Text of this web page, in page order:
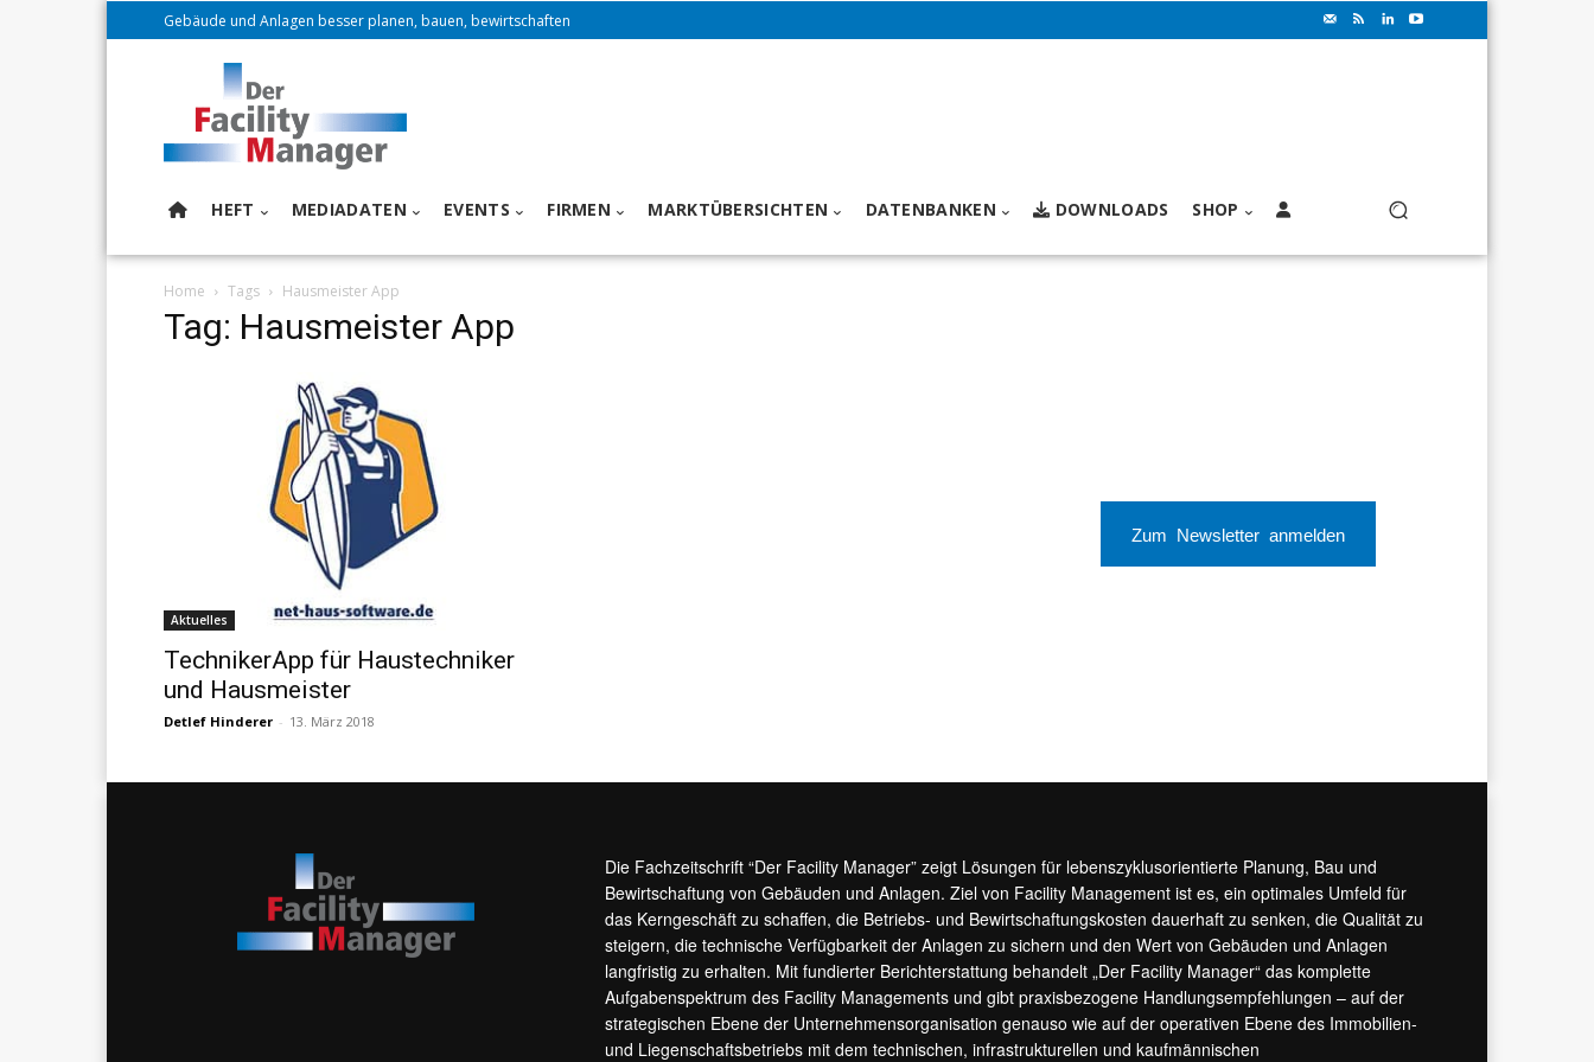
Gebäude und Anlagen besser planen, bauen, bewirtschaften
HEFT MEDIADATEN EVENTS FIRMEN MARKTÜBERSICHTEN DATENBANKEN DOWNLOADS SHOP
Home Tags Hausmeister App
Tag: Hausmeister App
Aktuelles
TechnikerApp für Haustechniker
und Hausmeister
Detlef Hinderer - 13. März 2018
Zum Newsletter anmelden
Die Fachzeitschrift “Der Facility Manager” zeigt Lösungen für lebenszyklusorientierte Planung, Bau und
Bewirtschaftung von Gebäuden und Anlagen. Ziel von Facility Management ist es, ein optimales Umfeld für
das Kerngeschäft zu schaffen, die Betriebs- und Bewirtschaftungskosten dauerhaft zu senken, die Qualität zu
steigern, die technische Verfügbarkeit der Anlagen zu sichern und den Wert von Gebäuden und Anlagen
langfristig zu erhalten. Mit fundierter Berichterstattung behandelt „Der Facility Manager“ das komplette
Aufgabenspektrum des Facility Managements und gibt praxisbezogene Handlungsempfehlungen – auf der
strategischen Ebene der Unternehmensorganisation genauso wie auf der operativen Ebene des Immobilien-
und Liegenschaftsbetriebs mit dem technischen, infrastrukturellen und kaufmännischen